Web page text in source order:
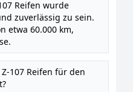
Reifen wurde
zuverlässig zu sein.
etwa 60.000 km,
107 Reifen für den